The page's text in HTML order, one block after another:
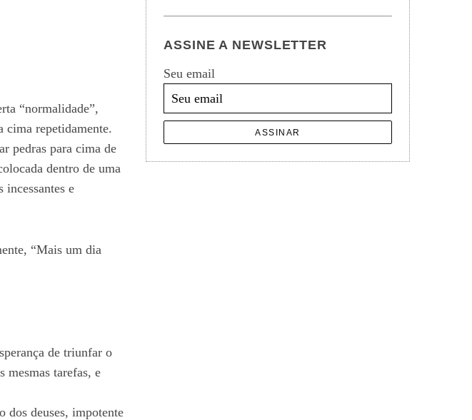
“normalidade”,
cima repetidamente.
pedras para cima de
dentro de uma
e
“Mais um dia
de triunfar o
mesmas tarefas, e
dos deuses, impotente
ASSINE A NEWSLETTER
Seu email
ASSINAR